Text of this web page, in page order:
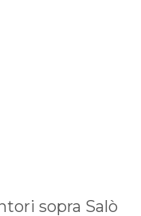
sopra Salò